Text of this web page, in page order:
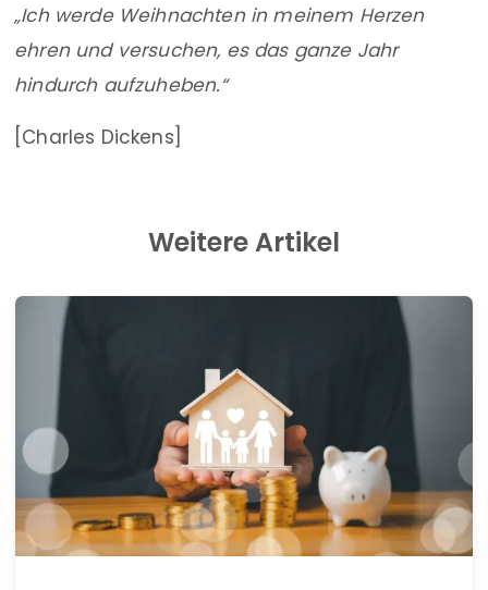
„Ich werde Weihnachten in meinem Herzen
ehren und versuchen, es das ganze Jahr
hindurch aufzuheben.“
[Charles Dickens]
Weitere Artikel